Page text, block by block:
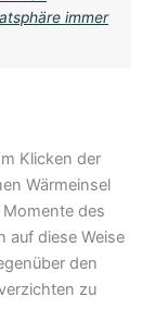
immer
Klicken der
Wärmeinsel
des
auf diese Weise
den
zu